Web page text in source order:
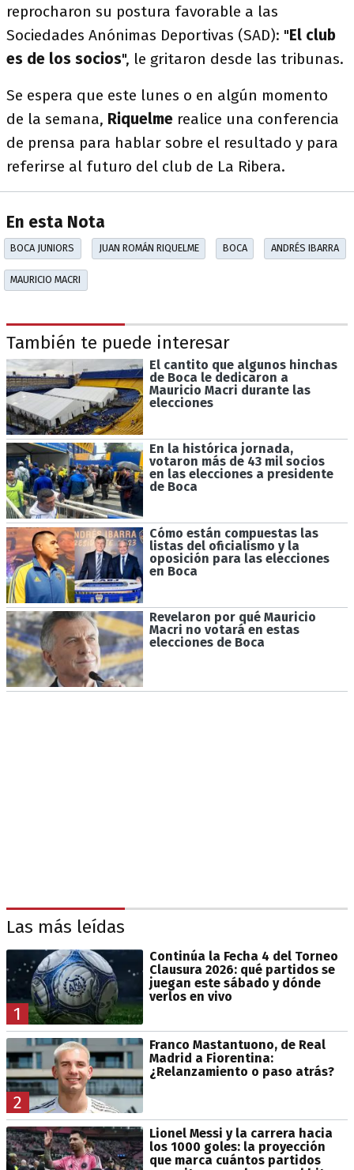
reprocharon su postura favorable a las
Sociedades Anónimas Deportivas (SAD): "El club
es de los socios", le gritaron desde las tribunas.
Se espera que este lunes o en algún momento
de la semana, Riquelme realice una conferencia
de prensa para hablar sobre el resultado y para
referirse al futuro del club de La Ribera.
En esta Nota
BOCA JUNIORS JUAN ROMÁN RIQUELME BOCA ANDRÉS IBARRA
MAURICIO MACRI
También te puede interesar
El cantito que algunos hinchas
de Boca le dedicaron a
Mauricio Macri durante las
elecciones
En la histórica jornada,
votaron más de 43 mil socios
en las elecciones a presidente
de Boca
Cómo están compuestas las
listas del oficialismo y la
oposición para las elecciones
en Boca
Revelaron por qué Mauricio
Macri no votará en estas
elecciones de Boca
Las más leídas
1
Continúa la Fecha 4 del Torneo
Clausura 2026: qué partidos se
juegan este sábado y dónde
verlos en vivo
2
Franco Mastantuono, de Real
Madrid a Fiorentina:
¿Relanzamiento o paso atrás?
Lionel Messi y la carrera hacia
los 1000 goles: la proyección
que marca cuántos partidos